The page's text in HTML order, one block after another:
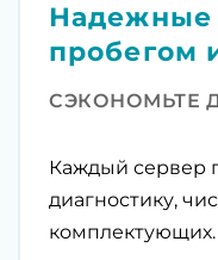
Надежные
пробегом
СЭКОНОМЬТЕ
Каждый сервер
диагностику,